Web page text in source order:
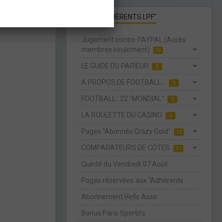
PAGES "ADHÉRENTS LPF"
Jugement contre PAYPAL (Accès
membres seulement)
26
LE GUIDE DU PARIEUR 6
A PROPOS DE FOOTBALL... 4
FOOTBALL : 22 "MONDIAL" 9
LA ROULETTE DU CASINO 5
Pages "Abonnés Crazy Gold" 18
COMPARATEURS DE CÔTES 11
Quinté du Vendredi 07 Août
Pages réservées aux "Adhérents
Abonnement Hello Asso
Bonus Paris Sportifs